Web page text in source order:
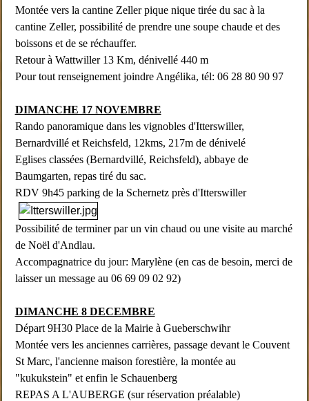
Montée vers la cantine Zeller pique nique tirée du sac à la
cantine Zeller, possibilité de prendre une soupe chaude et des
boissons et de se réchauffer.
Retour à Wattwiller 13 Km, dénivellé 440 m
Pour tout renseignement joindre Angélika, tél: 06 28 80 90 97
DIMANCHE 17 NOVEMBRE
Rando panoramique dans les vignobles d'Itterswiller,
Bernardvillé et Reichsfeld, 12kms, 217m de dénivelé
Eglises classées (Bernardvillé, Reichsfeld), abbaye de
Baumgarten, repas tiré du sac.
RDV 9h45 parking de la Schernetz près d'Itterswiller
Possibilité de terminer par un vin chaud ou une visite au marché
de Noël d'Andlau.
Accompagnatrice du jour: Marylène (en cas de besoin, merci de
laisser un message au 06 69 09 02 92)
DIMANCHE 8 DECEMBRE
Départ 9H30 Place de la Mairie à Gueberschwihr
Montée vers les anciennes carrières, passage devant le Couvent
St Marc, l'ancienne maison forestière, la montée au
"kukukstein" et enfin le Schauenberg
REPAS A L'AUBERGE (sur réservation préalable)